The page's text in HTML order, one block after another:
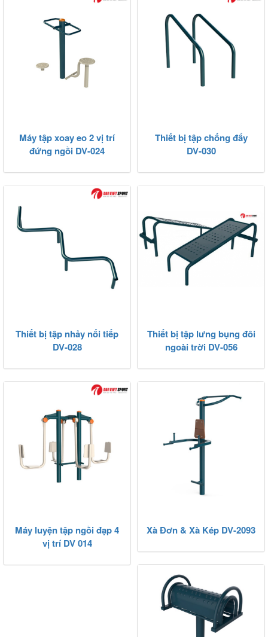
Máy tập xoay eo 2 vị trí
đứng ngồi DV-024
Thiết bị tập chống đẩy
DV-030
Thiết bị tập nhảy nối tiếp
DV-028
Thiết bị tập lưng bụng đôi
ngoài trời DV-056
Máy luyện tập ngồi đạp 4
vị trí DV 014
Xà Đơn & Xà Kép DV-2093